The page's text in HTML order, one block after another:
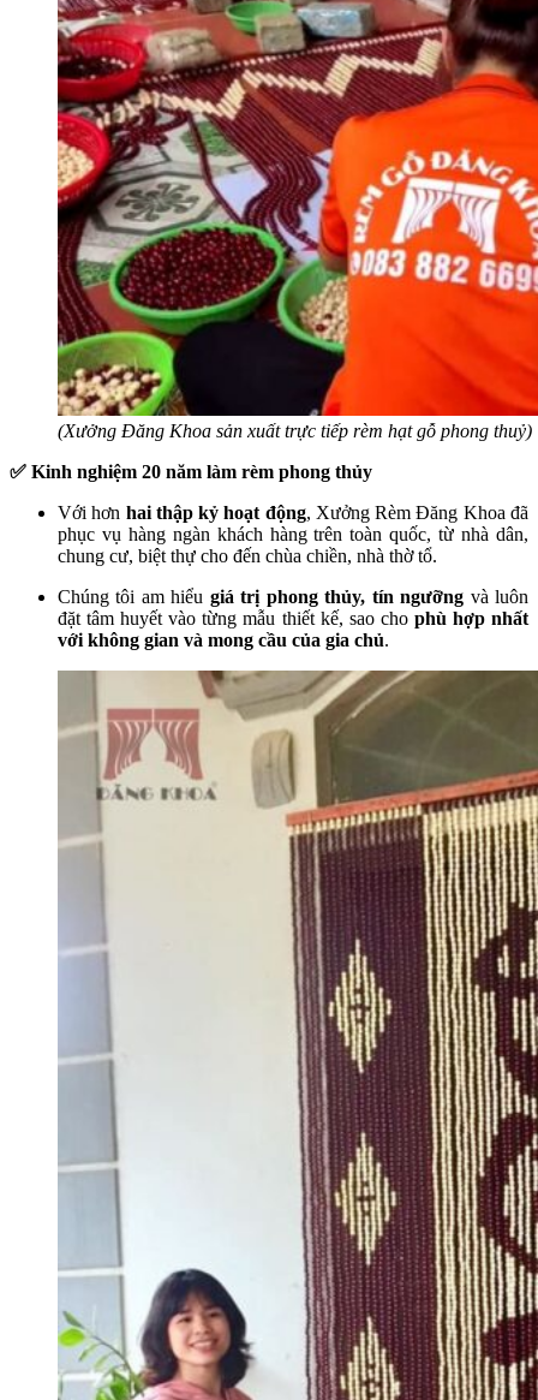
(Xưởng Đăng Khoa sản xuất trực tiếp rèm hạt gỗ phong thuỷ)
✅ Kinh nghiệm 20 năm làm rèm phong thủy
Với hơn hai thập kỷ hoạt động, Xưởng Rèm Đăng Khoa đã
phục vụ hàng ngàn khách hàng trên toàn quốc, từ nhà dân,
chung cư, biệt thự cho đến chùa chiền, nhà thờ tổ.
Chúng tôi am hiểu giá trị phong thủy, tín ngưỡng và luôn
đặt tâm huyết vào từng mẫu thiết kế, sao cho phù hợp nhất
với không gian và mong cầu của gia chủ.